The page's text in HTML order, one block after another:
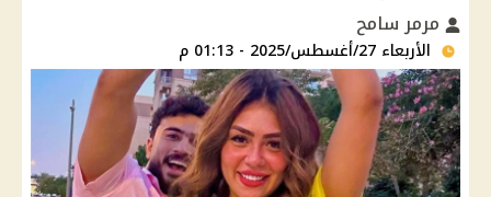
مرمر سامح
الأربعاء 27/أغسطس/2025 - 01:13 م